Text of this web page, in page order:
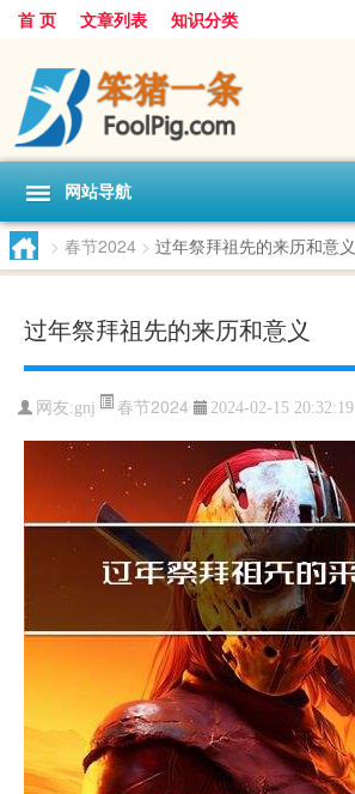
首 页 文章列表 知识分类
网站导航
> 春节2024 > 过年祭拜祖先的来历和意义
过年祭拜祖先的来历和意义
网友:gnj 春节2024 2024-02-15 20:32:19